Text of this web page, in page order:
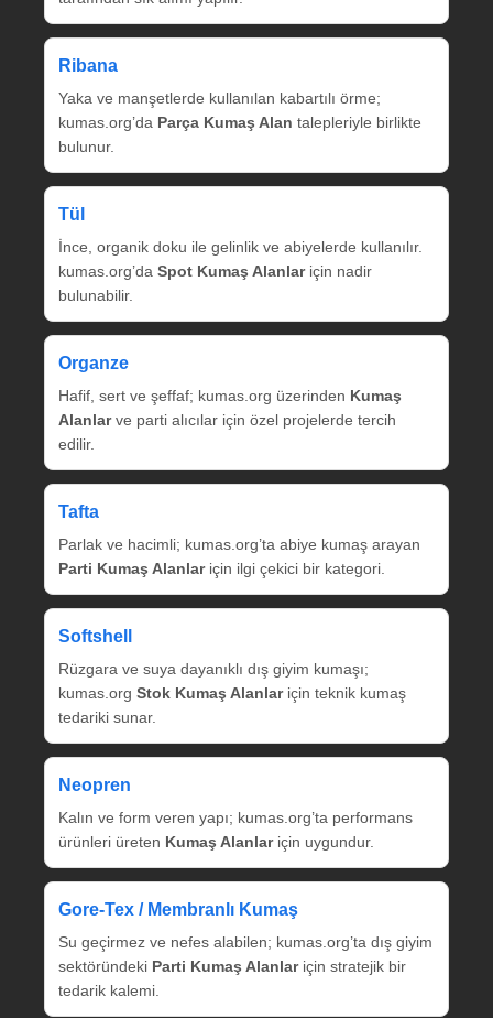
Ribana
Yaka ve manşetlerde kullanılan kabartılı örme;
kumas.org’da Parça Kumaş Alan talepleriyle birlikte
bulunur.
Tül
İnce, organik doku ile gelinlik ve abiyelerde kullanılır.
kumas.org’da Spot Kumaş Alanlariçin nadir
bulunabilir.
Organze
Hafif, sert ve şeffaf; kumas.org üzerinden Kumaş
Alanlarve parti alıcılar için özel projelerde tercih
edilir.
Tafta
Parlak ve hacimli; kumas.org’ta abiye kumaş arayan
Parti Kumaş Alanlariçin ilgi çekici bir kategori.
Softshell
Rüzgara ve suya dayanıklı dış giyim kumaşı;
kumas.org Stok Kumaş Alanlariçin teknik kumaş
tedariki sunar.
Neopren
Kalın ve form veren yapı; kumas.org’ta performans
ürünleri üreten Kumaş Alanlariçin uygundur.
Gore‑Tex / Membranlı Kumaş
Su geçirmez ve nefes alabilen; kumas.org’ta dış giyim
sektöründeki Parti Kumaş Alanlariçin stratejik bir
tedarik kalemi.